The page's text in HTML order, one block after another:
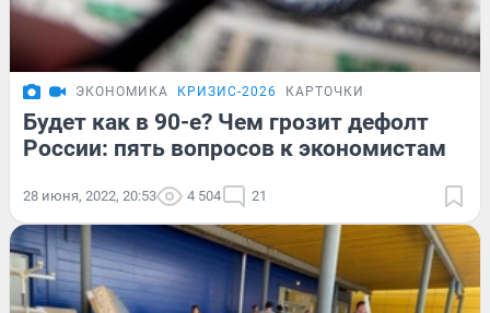
ЭКОНОМИКА КРИЗИС-2026 КАРТОЧКИ
Будет как в 90-е? Чем грозит дефолт
России: пять вопросов к экономистам
28 июня, 2022, 20:53 4 504 21